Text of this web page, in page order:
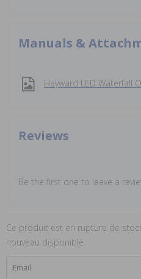
Ce produit est en rupture de
nouveau disponible.
Email
Manuals &
Hayward LED Waterfall
Reviews
Be the first one to leave a